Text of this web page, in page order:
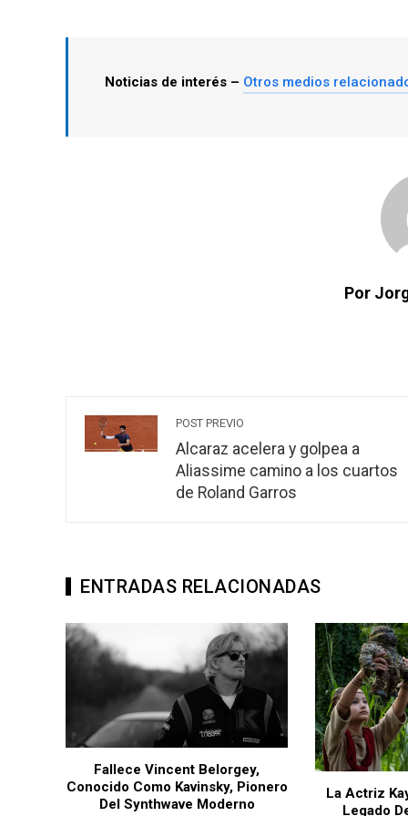
Noticias de interés – Otros medios
Por
POST PREVIO
Alcaraz acelera y golpea a
Aliassime camino a los cuartos
de Roland Garros
ENTRADAS RELACIONADAS
Fallece Vincent Belorgey,
Conocido Como Kavinsky, Pionero
Del Synthwave Moderno
La Actriz
Legado